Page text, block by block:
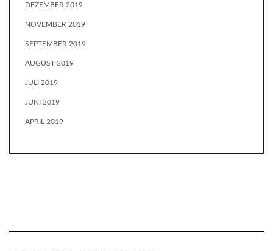
DEZEMBER 2019
NOVEMBER 2019
SEPTEMBER 2019
AUGUST 2019
JULI 2019
JUNI 2019
APRIL 2019